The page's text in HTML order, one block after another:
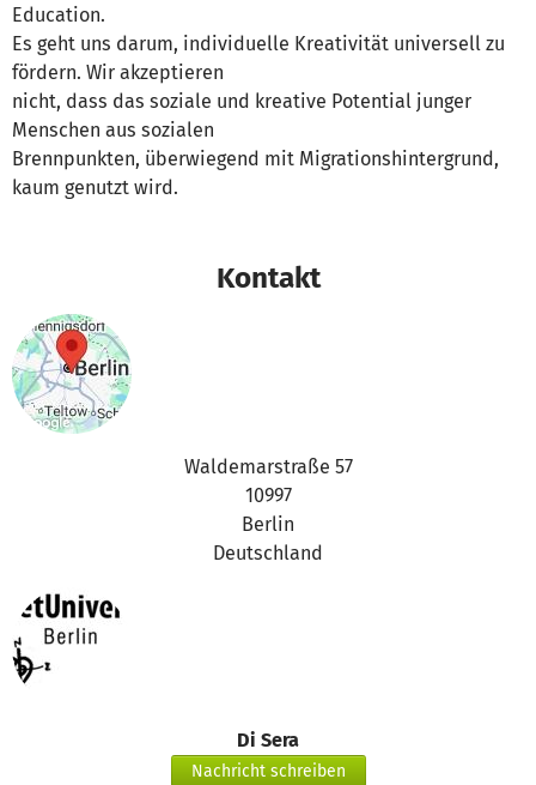
Education.
Es geht uns darum, individuelle Kreativität universell zu
fördern. Wir akzeptieren
nicht, dass das soziale und kreative Potential junger
Menschen aus sozialen
Brennpunkten, überwiegend mit Migrationshintergrund,
kaum genutzt wird.
Kontakt
Waldemarstraße 57
10997
Berlin
Deutschland
Di Sera
Nachricht schreiben